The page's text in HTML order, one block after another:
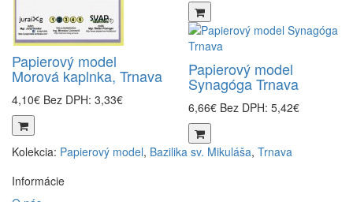
Papierový model
Morová kaplnka, Trnava
4,10€ Bez DPH: 3,33€
Papierový model
Synagóga Trnava
6,66€ Bez DPH: 5,42€
Kolekcia: Papierový model, Bazilika sv. Mikuláša, Trnava
Informácie